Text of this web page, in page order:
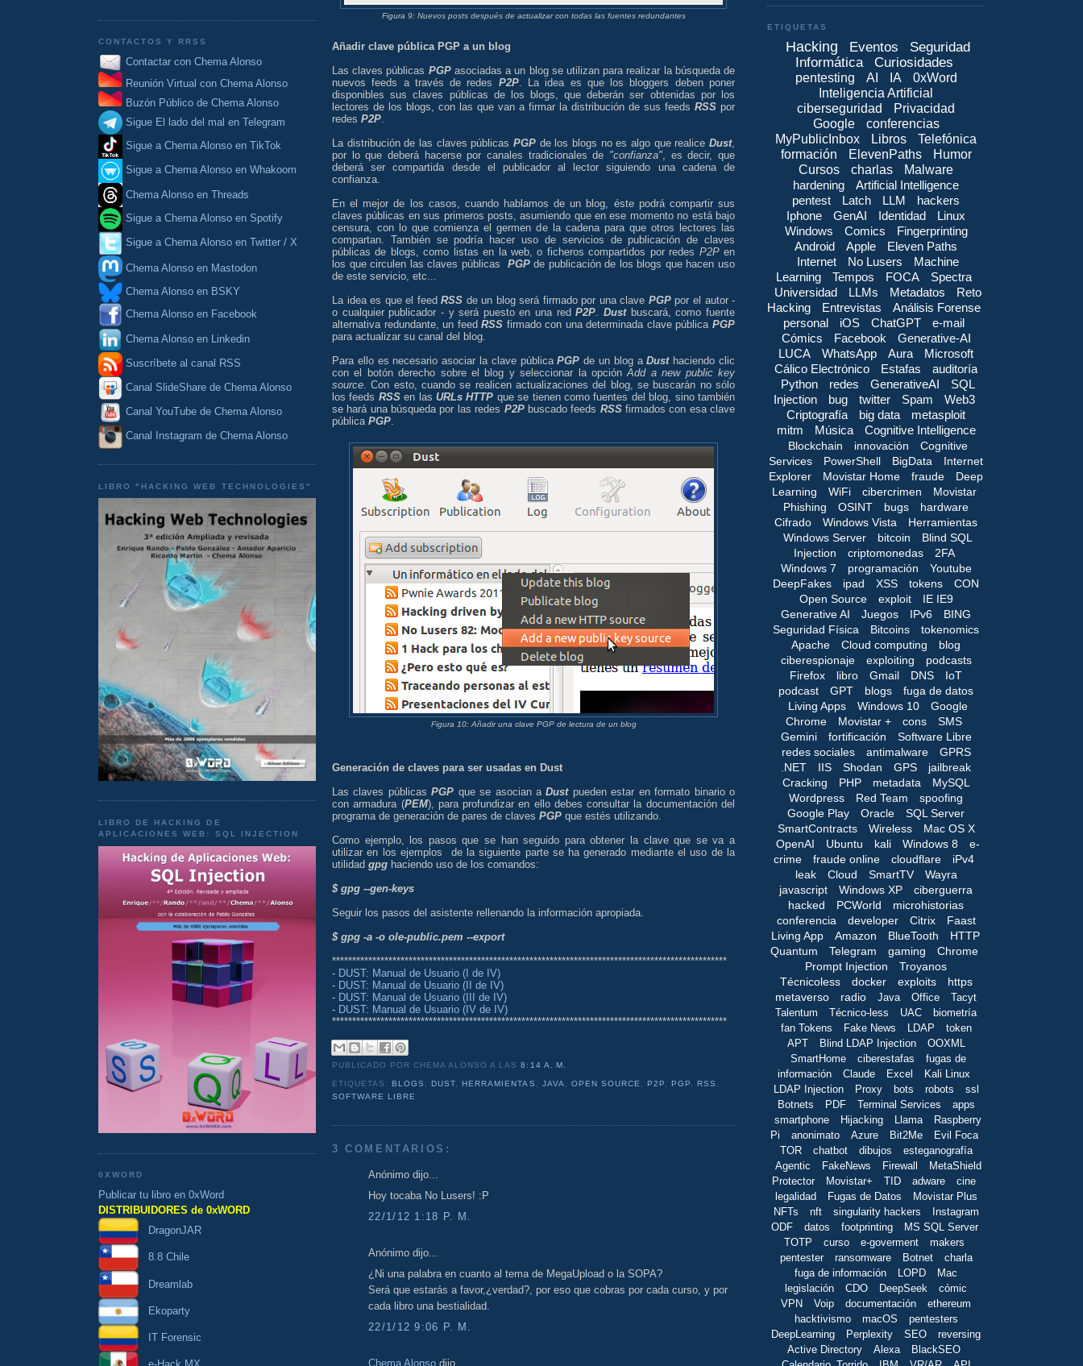
CONTACTOS Y RRSS
Contactar con Chema Alonso
Reunión Virtual con Chema Alonso
Buzón Público de Chema Alonso
Sigue El lado del mal en Telegram
Sigue a Chema Alonso en TikTok
Sigue a Chema Alonso en Whakoom
Chema Alonso en Threads
Sigue a Chema Alonso en Spotify
Sigue a Chema Alonso en Twitter / X
Chema Alonso en Mastodon
Chema Alonso en BSKY
Chema Alonso en Facebook
Chema Alonso en Linkedin
Suscríbete al canal RSS
Canal SlideShare de Chema Alonso
Canal YouTube de Chema Alonso
Canal Instagram de Chema Alonso
LIBRO "HACKING WEB TECHNOLOGIES"
LIBRO DE HACKING DE
APLICACIONES WEB: SQL INJECTION
0XWORD
Publicar tu libro en 0xWord
DISTRIBUIDORES de 0xWORD
DragonJAR
8.8 Chile
Dreamlab
Ekoparty
IT Forensic
Figura 9: Nuevos posts después de actualizar con todas las fuentes redundantes
Añadir clave pública PGP a un blog
Las claves públicas PGPasociadas a un blog se utilizan para realizar la búsqueda de
nuevos feeds a través de redes P2P. La idea es que los bloggers deben poner
disponibles sus claves públicas de los blogs, que deberán ser obtenidas por los
lectores de los blogs, con las que van a firmar la distribución de sus feeds RSS por
redes P2P.
La distribución de las claves públicas PGP de los blogs no es algo que realice Dust,
por lo que deberá hacerse por canales tradicionales de "confianza", es decir, que
deberá ser compartida desde el publicador al lector siguiendo una cadena de
confianza.
En el mejor de los casos, cuando hablamos de un blog, éste podrá compartir sus
claves públicas en sus primeros posts, asumiendo que en ese momento no está bajo
censura, con lo que comienza el germen de la cadena para que otros lectores las
compartan. También se podría hacer uso de servicios de publicación de claves
públicas de blogs, como listas en la web, o ficheros compartidos por redes P2Pen
los que circulen las claves públicas PGPde publicación de los blogs que hacen uso
de este servicio, etc...
La idea es que el feedRSS de un blog será firmado por una clave PGPpor el autor -
o cualquier publicador - y será puesto en una redP2P.Dustbuscará, como fuente
alternativa redundante, un feedRSS firmado con una determinada clave públicaPGP
para actualizar su canal del blog.
Para ello es necesario asociar la clave públicaPGP de un blog aDusthaciendo clic
con el botón derecho sobre el blog y seleccionar la opciónAdd a new public key
source. Con esto, cuando se realicen actualizaciones del blog, se buscarán no sólo
los feeds RSSen lasURLs HTTP que se tienen como fuentes del blog, sino también
se hará una búsqueda por las redes P2Pbuscado feeds RSSfirmados con esa clave
pública PGP.
Figura 10: Añadir una clave PGP de lectura de un blog
Generación de claves para ser usadas en Dust
Las claves públicasPGP que se asocian aDustpueden estar en formato binario o
con armadura (PEM), para profundizar en ello debes consultar la documentación del
programa de generación de pares de claves PGP que estés utilizando.
Como ejemplo, los pasos que se han seguido para obtener la clave que se va a
utilizar en los ejemplos de la siguiente parte se ha generado mediante el uso de la
utilidad gpg haciendo uso de los comandos:
$ gpg --gen-keys
Seguir los pasos del asistente rellenando la información apropiada.
$ gpg -a -o ole-public.pem --export
**************************************************************************************************
- DUST: Manual de Usuario (I de IV)
- DUST: Manual de Usuario (II de IV)
- DUST: Manual de Usuario (III de IV)
- DUST: Manual de Usuario (IV de IV)
**************************************************************************************************
PUBLICADO POR CHEMA ALONSOA LAS8:14 A. M.
ETIQUETAS: BLOGS , DUST, HERRAMIENTAS , JAVA, OPEN SOURCE, P2P, PGP, RSS ,
SOFTWARE LIBRE
3 COMENTARIOS:
Anónimo dijo...
Hoy tocaba No Lusers! :P
22/1/12 1:18 P. M.
Anónimo dijo...
¿Ni una palabra en cuanto al tema de MegaUpload o la SOPA?
Será que estarás a favor,¿verdad?, por eso que cobras por cada curso, y por
cada libro una bestialidad.
22/1/12 9:06 P. M.
Chema Alonso dijo...
ETIQUETAS
Hacking Eventos
Seguridad
Informática
Curiosidades
pentesting AI IA
0xWord
Inteligencia Artificial
ciberseguridad
Privacidad
Google
conferencias
MyPublicInbox
Libros
Telefónica
formación
ElevenPaths
Humor
Cursos
charlas
Malware
hardening
Artificial Intelligence
pentest
Latch LLM
hackers
Iphone
GenAI Identidad
Linux
Windows
Comics
Fingerprinting
Android
Apple
Eleven Paths
Internet
No Lusers
Machine
Learning
Tempos FOCA
Spectra
Universidad
LLMs Metadatos
Reto
Hacking
Entrevistas
Análisis Forense
personal
iOS ChatGPT
e-mail
Cómics
Facebook
Generative-AI
LUCA
WhatsApp Aura
Microsoft
Cálico Electrónico
Estafas
auditoría
Python
redes GenerativeAI
SQL
Injection
bug twitter Spam
Web3
Criptografía
big data
metasploit
mitm
Música Cognitive Intelligence
Blockchain innovación
Cognitive
Services
PowerShell BigData
Internet
Explorer
Movistar Home fraude
Deep
Learning
WiFi cibercrimen
Movistar
Phishing
OSINT bugs
hardware
Cifrado
Windows Vista
Herramientas
Windows Server
bitcoin
Blind SQL
Injection
criptomonedas
2FA
Windows 7
programación
Youtube
DeepFakes
ipad XSS tokens
CON
Open Source
exploit
IE IE9
Generative AI
Juegos IPv6
BING
Seguridad Física
Bitcoins
tokenomics
Apache
Cloud computing
blog
ciberespionaje
exploiting
podcasts
Firefox
libro Gmail DNS
IoT
podcast
GPT blogs
fuga de datos
Living Apps
Windows 10
Google
Chrome
Movistar + cons
SMS
Gemini
fortificación
Software Libre
redes sociales
antimalware
GPRS
.NET
IIS Shodan GPS
jailbreak
Cracking
PHP metadata
MySQL
Wordpress
Red Team
spoofing
Google Play
Oracle
SQL Server
SmartContracts
Wireless
Mac OS X
OpenAI
Ubuntu kali Windows 8
e-
crime
fraude online cloudflare
iPv4
leak
Cloud SmartTV
Wayra
javascript
Windows XP
ciberguerra
hacked
PCWorld
microhistorias
conferencia
developer Citrix
Faast
Living App
Amazon BlueTooth
HTTP
Quantum
Telegram gaming
Chrome
Prompt Injection
Troyanos
Técnicoless
docker exploits
https
metaverso
radio Java Office
Tacyt
Talentum
Técnico-less UAC
biometría
fan Tokens
Fake News LDAP
token
APT
Blind LDAP Injection
OOXML
SmartHome
ciberestafas
fugas de
información
Claude Excel
Kali Linux
LDAP Injection
Proxy bots robots
ssl
Botnets
PDF Terminal Services
apps
smartphone
Hijacking Llama
Raspberry
Pi
anonimato Azure Bit2Me
Evil Foca
TOR
chatbot dibujos
esteganografía
Agentic
FakeNews Firewall
MetaShield
Protector
Movistar+ TID adware
cine
legalidad
Fugas de Datos
Movistar Plus
NFTs
nft singularity hackers
Instagram
ODF
datos footprinting
MS SQL Server
TOTP
curso e-goverment
makers
pentester
ransomware Botnet
charla
fuga de información
LOPD
Mac
legislación
CDO DeepSeek
cómic
VPN
Voip documentación
ethereum
hacktivismo
macOS
pentesters
DeepLearning
Perplexity SEO
reversing
Active Directory
Alexa
BlackSEO